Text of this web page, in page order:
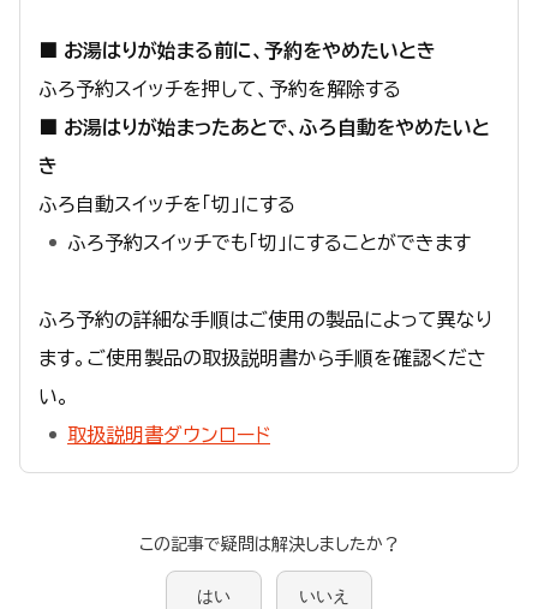
■ お湯はりが始まる前に、予約をやめたいとき
ふろ予約スイッチを押して、予約を解除する
■ お湯はりが始まったあとで、ふろ自動をやめたいと
き
ふろ自動スイッチを「切」にする
ふろ予約スイッチでも「切」にすることができます
ふろ予約の詳細な手順はご使用の製品によって異なり
ます。ご使用製品の取扱説明書から手順を確認くださ
い。
取扱説明書ダウンロード
この記事で疑問は解決しましたか？
はい いいえ